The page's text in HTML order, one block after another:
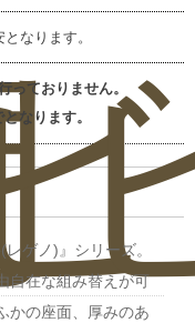
なります。
っておりません。
なります。
ゲノ)』シリーズ。
自在な組み替えが可
かの座面、厚みのあ